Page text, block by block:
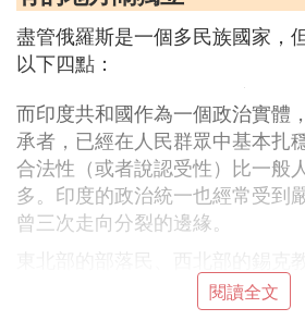
盡管俄羅斯是一個多民族國家，
以下四點：
而印度共和國作為一個政治實體
承者，已經在人民群眾中基本扎
合法性（或者說認受性）比一般
多。印度的政治統一也經常受到
曾三次走向分裂的邊緣。
穆斯林都曾武裝反抗中央政府，
外，試圖武裝奪取政權、建立無
閱讀全文